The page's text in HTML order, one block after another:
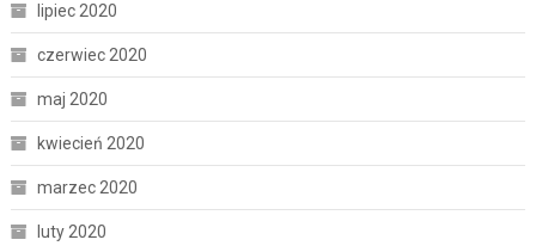
lipiec 2020
czerwiec 2020
maj 2020
kwiecień 2020
marzec 2020
luty 2020